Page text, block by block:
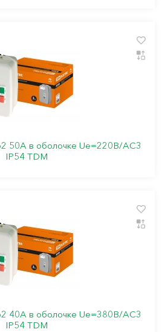
50А в оболочке Ue=220В/АC3
IP54 TDM
40А в оболочке Ue=380В/АC3
IP54 TDM